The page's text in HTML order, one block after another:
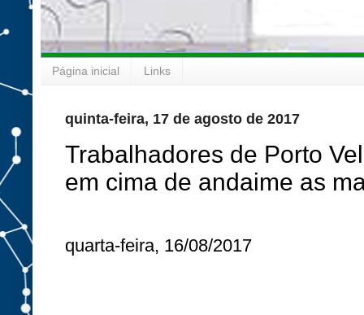
Página inicial Links
quinta-feira, 17 de agosto de 2017
Trabalhadores de Porto
em cima de andaime as
quarta-feira, 16/08/2017